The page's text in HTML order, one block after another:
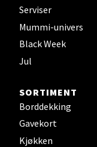
Serviser
Mummi-univers
Black Week
Jul
SORTIMENT
Borddekking
Gavekort
Kjøkken
Åpent i dag 10-
Leirvik -